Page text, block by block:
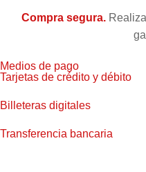
Compra segura.Realiza
Medios de pago
Tarjetas de crédito y débito
Billeteras digitales
Transferencia bancaria